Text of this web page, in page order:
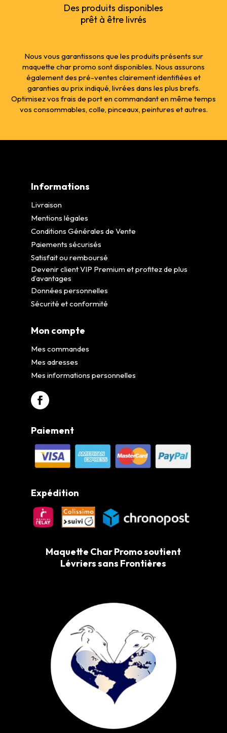
Des produits disponibles
prêt à être livrés
Nous vous garantissons que les produits présents sur
maquette char promo sont disponibles. Nous assurons
également des pré-ventes clairement identifiées et
garanties au prix indiqué, livrées dans les plus brefs.
Optimisez vos frais de port en commandant en même temps
vos consommables, colle, pinceaux, peintures et autres.
Informations
Livraison
Mentions légales
Conditions Générales de Vente
Paiements sécurisés
Satisfait ou remboursé
Devenir client VIP Premium et profitez de plus
d’avantages
Données personnelles
Sécurité et conformité
Mon compte
Mes commandes
Mes adresses
Mes informations personnelles
Paiement
Expédition
Maquette Char Promo soutient
Lévriers sans Frontières